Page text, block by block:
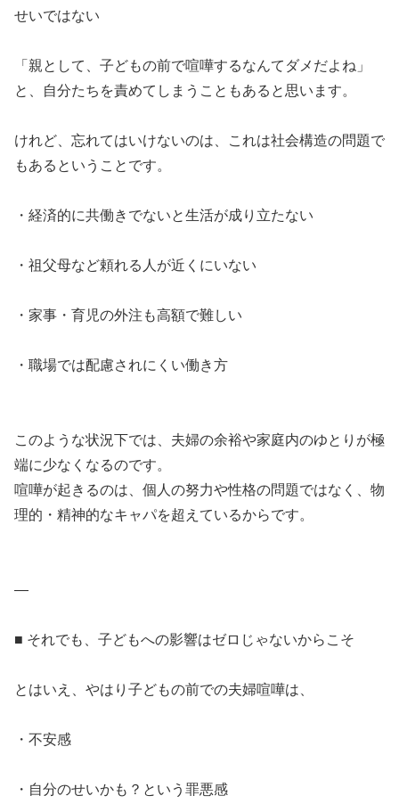
せいではない
「親として、子どもの前で喧嘩するなんてダメだよね」
と、自分たちを責めてしまうこともあると思います。
けれど、忘れてはいけないのは、これは社会構造の問題で
もあるということです。
・経済的に共働きでないと生活が成り立たない
・祖父母など頼れる人が近くにいない
・家事・育児の外注も高額で難しい
・職場では配慮されにくい働き方
このような状況下では、夫婦の余裕や家庭内のゆとりが極
端に少なくなるのです。
喧嘩が起きるのは、個人の努力や性格の問題ではなく、物
理的・精神的なキャパを超えているからです。
—
■ それでも、子どもへの影響はゼロじゃないからこそ
とはいえ、やはり子どもの前での夫婦喧嘩は、
・不安感
・自分のせいかも？という罪悪感